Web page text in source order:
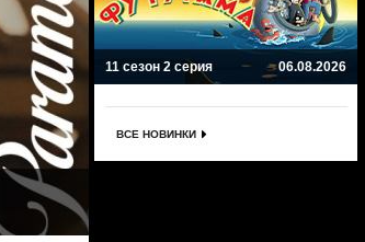
11 сезон 2 серия 06.08.2026
ВСЕ НОВИНКИ